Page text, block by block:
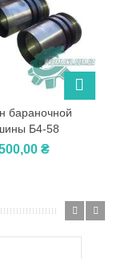
бараночной
Б4-58
₴